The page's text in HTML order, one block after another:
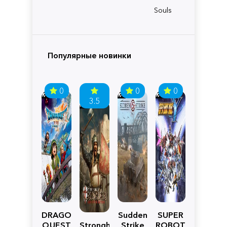
Souls
Популярные новинки
0
DRAGON
QUEST
3.5
Stronghold
0
Sudden
Strike
0
SUPER
ROBOT